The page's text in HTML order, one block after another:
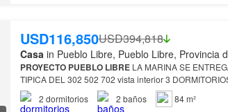
USD116,850USD394,818
Casa in Pueblo Libre, Pueblo Libre, Provincia
PROYECTO PUEBLO LIBRELA MARINA SE
TIPICA DEL 302 502 702 vista interior 3
COCINA KITCHENETTE
2 dormitorios 2 baños
84 m²